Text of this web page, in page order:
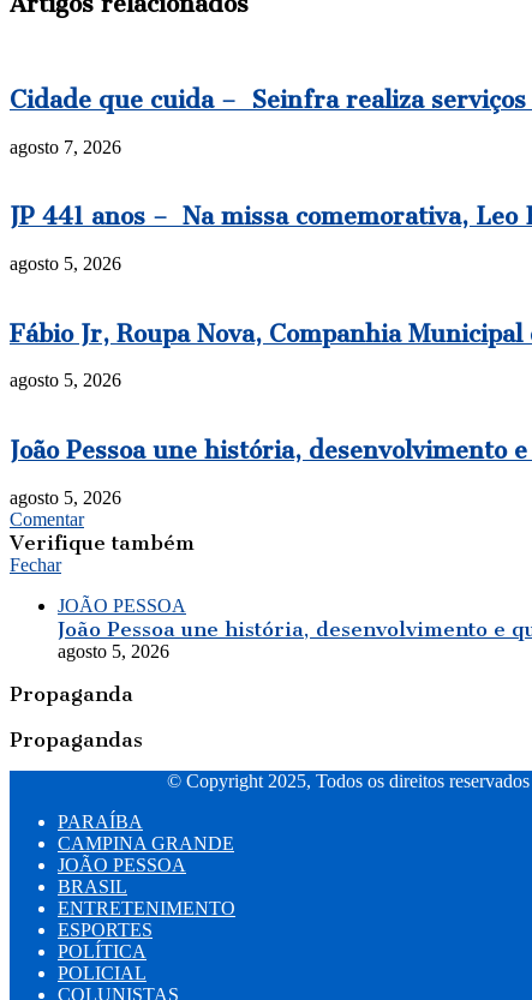
Cidade que cuida – Seinfra realiza
agosto 7, 2026
JP 441 anos – Na missa comemorativa,
agosto 5, 2026
Fábio Jr, Roupa Nova, Companhia
agosto 5, 2026
João Pessoa une história, desenvolvimento
agosto 5, 2026
Comentar
Verifique também
Fechar
JOÃO PESSOA
João Pessoa une história, desenvolvimento e
agosto 5, 2026
Propaganda
Propagandas
© Copyright 2025, Todos os direitos
PARAÍBA
CAMPINA GRANDE
JOÃO PESSOA
BRASIL
ENTRETENIMENTO
ESPORTES
POLÍTICA
POLICIAL
COLUNISTAS